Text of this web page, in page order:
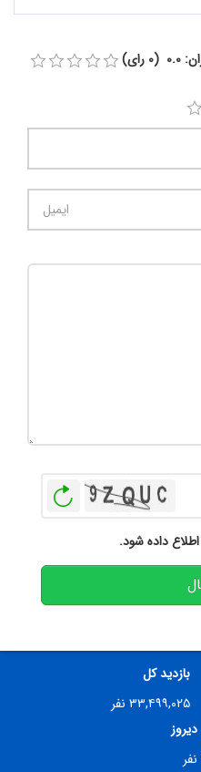
داده شود.
بازدید کل
۳۳,۴۹۹,۰۲۵ نفر